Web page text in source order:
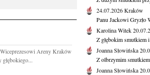
Areny Kraków
24.07.2026Kraków
Panu Jackowi Gryzło
Karolina Witek
Z głębokim smutkiem
Joanna Słowińska
Z olbrzymim
Joanna Słowińska